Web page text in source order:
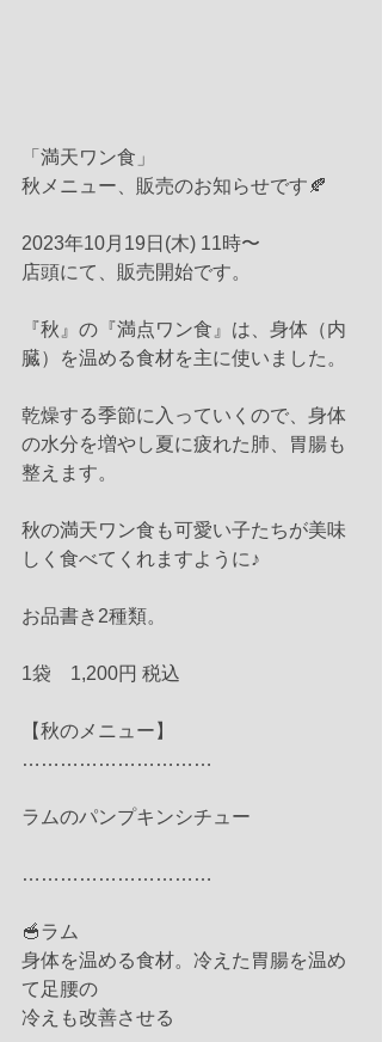
「満天ワン食」
秋メニュー、販売のお知らせです🍂
2023年10月19日(木) 11時〜
店頭にて、販売開始です。
『秋』の『満点ワン食』は、身体（内
臓）を温める食材を主に使いました。
乾燥する季節に入っていくので、身体
の水分を増やし夏に疲れた肺、胃腸も
整えます。
秋の満天ワン食も可愛い子たちが美味
しく食べてくれますように♪
お品書き2種類。
1袋　1,200円 税込
【秋のメニュー】
…………………………
ラムのパンプキンシチュー
…………………………
🥣ラム
身体を温める食材。冷えた胃腸を温め
て足腰の
冷えも改善させる